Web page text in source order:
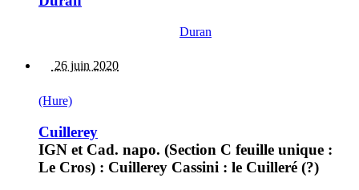
Duran
26 juin 2020
(Hure)
Cuillerey
IGN et Cad. napo. (Section C feuille unique :
Le Cros) : Cuillerey Cassini : le Cuilleré (?)